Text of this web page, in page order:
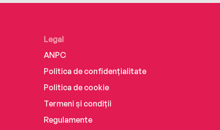
Legal
ANPC
Politica de confidențialitate
Politica de cookie
Termeni și condiții
Regulamente